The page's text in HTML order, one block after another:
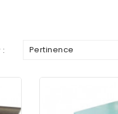
Pertinence